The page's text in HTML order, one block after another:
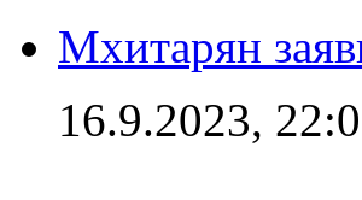
Мхитарян
16.9.2023,